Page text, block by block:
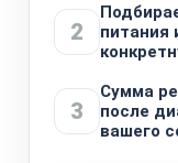
2
питания
3
Сумма
после
вашего